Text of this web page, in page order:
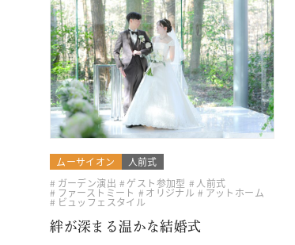
ムーサイオン
人前式
ガーデン演出
ゲスト参加型 人前式
ファーストミート オリジナル アットホーム
ビュッフェスタイル
絆が深まる温かな結婚式